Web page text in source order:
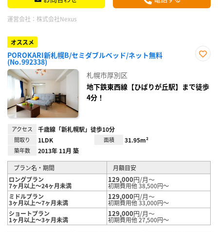
運営会社： 株式会社Nexus
オススメ
POROKARI新札幌B/セミダブルベッド/ネット無料
(No.992338)
録
札幌市厚別区
地下鉄東西線【ひばりが丘駅】まで徒歩
4分！
アクセス 千歳線「新札幌駅」徒歩10分
間取り 1LDK 面積 31.95m²
築年数 2013年 11月 築
プラン名・期間
月額目安
ロングプラン
7ヶ月以上～24ヶ月未満
129,000円/月～
初期費用他 38,500円～
ミドルプラン
3ヶ月以上～7ヶ月未満
129,000円/月～
初期費用他 33,000円～
ショートプラン
1ヶ月以上～3ヶ月未満
129,000円/月～
初期費用他 27,500円～